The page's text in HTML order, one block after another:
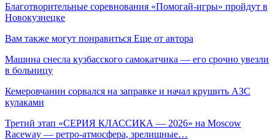
Благотворительные соревнования «Помогай-игры» пройдут в
Новокузнецке
Вам также могут понравиться Еще от автора
Машина снесла кузбасского самокатчика — его срочно увезли
в больницу
Кемеровчанин сорвался на заправке и начал крушить АЗС
кулаками
Третий этап «СЕРИЯ КЛАССИКА — 2026» на Moscow
Raceway — ретро‑атмосфера, зрелищные…